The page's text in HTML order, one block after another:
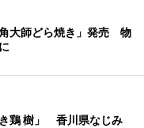
大師どら焼き」発売 物
鶏 樹」 香川県なじみ